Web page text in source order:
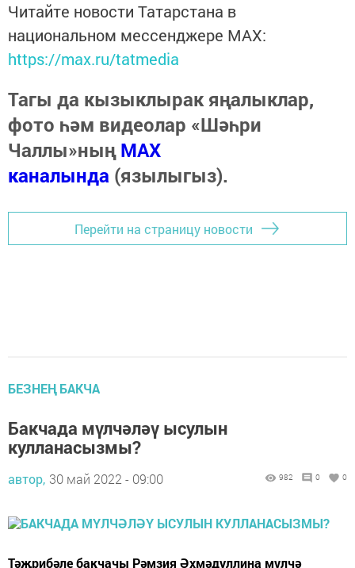
Читайте новости Татарстана в
национальном мессенджере MАХ:
https://max.ru/tatmedia
Тагы да кызыклырак яңалыклар,
фото һәм видеолар «Шәһри
Чаллы»ныңMAX
каналында (язылыгыз).
Перейти на страницу новости
БЕЗНЕҢ БАКЧА
Бакчада мүлчәләү ысулын
кулланасызмы?
автор, 30 май 2022 - 09:00 982 0 0
Тәҗрибәле бакчачы Рәмзия Әхмәдуллина мүлчә